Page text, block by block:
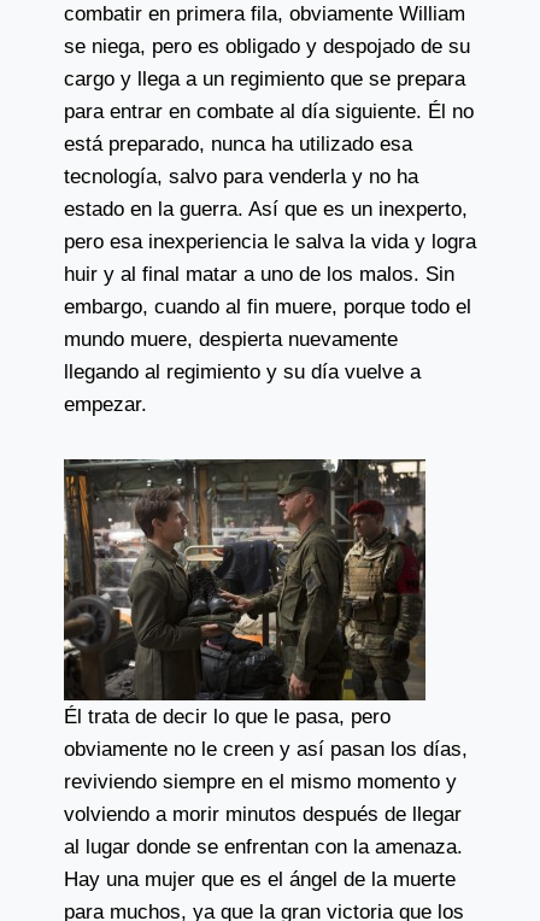
combatir en primera fila, obviamente William
se niega, pero es obligado y despojado de su
cargo y llega a un regimiento que se prepara
para entrar en combate al día siguiente. Él no
está preparado, nunca ha utilizado esa
tecnología, salvo para venderla y no ha
estado en la guerra. Así que es un inexperto,
pero esa inexperiencia le salva la vida y logra
huir y al final matar a uno de los malos. Sin
embargo, cuando al fin muere, porque todo el
mundo muere, despierta nuevamente
llegando al regimiento y su día vuelve a
empezar.
Él trata de decir lo que le pasa, pero
obviamente no le creen y así pasan los días,
reviviendo siempre en el mismo momento y
volviendo a morir minutos después de llegar
al lugar donde se enfrentan con la amenaza.
Hay una mujer que es el ángel de la muerte
para muchos, ya que la gran victoria que los